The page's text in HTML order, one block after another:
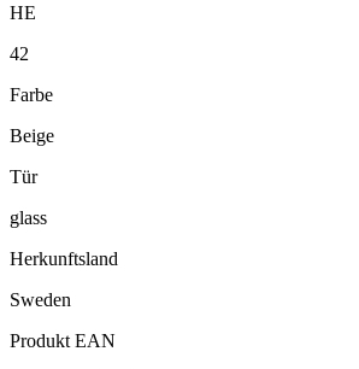
HE
42
Farbe
Beige
Tür
glass
Herkunftsland
Sweden
Produkt EAN